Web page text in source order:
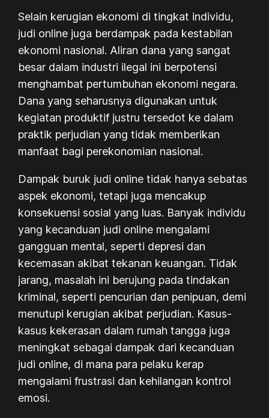
Selain kerugian ekonomi di tingkat individu,
judi online juga berdampak pada kestabilan
ekonomi nasional. Aliran dana yang sangat
besar dalam industri ilegal ini berpotensi
menghambat pertumbuhan ekonomi negara.
Dana yang seharusnya digunakan untuk
kegiatan produktif justru tersedot ke dalam
praktik perjudian yang tidak memberikan
manfaat bagi perekonomian nasional.
Dampak buruk judi online tidak hanya sebatas
aspek ekonomi, tetapi juga mencakup
konsekuensi sosial yang luas. Banyak individu
yang kecanduan judi online mengalami
gangguan mental, seperti depresi dan
kecemasan akibat tekanan keuangan. Tidak
jarang, masalah ini berujung pada tindakan
kriminal, seperti pencurian dan penipuan, demi
menutupi kerugian akibat perjudian. Kasus-
kasus kekerasan dalam rumah tangga juga
meningkat sebagai dampak dari kecanduan
judi online, di mana para pelaku kerap
mengalami frustrasi dan kehilangan kontrol
emosi.